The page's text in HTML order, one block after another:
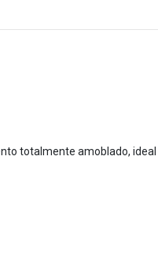
totalmente amoblado,